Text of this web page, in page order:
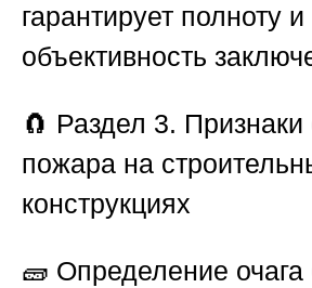
гарантирует полноту и
объективность
🧲 Раздел 3. Признаки
пожара на
конструкциях
🧱 Определение очага